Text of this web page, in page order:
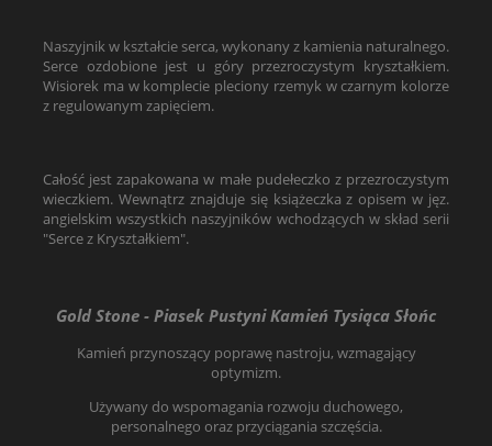
Naszyjnik w kształcie serca, wykonany z kamienia naturalnego.
Serce ozdobione jest u góry przezroczystym kryształkiem.
Wisiorek ma w komplecie pleciony rzemyk w czarnym kolorze
z regulowanym zapięciem.
Całość jest zapakowana w małe pudełeczko z przezroczystym
wieczkiem. Wewnątrz znajduje się książeczka z opisem w jęz.
angielskim wszystkich naszyjników wchodzących w skład serii
"Serce z Kryształkiem".
Gold Stone - Piasek Pustyni Kamień Tysiąca Słońc
Kamień przynoszący poprawę nastroju, wzmagający
optymizm.
Używany do wspomagania rozwoju duchowego,
personalnego oraz przyciągania szczęścia.